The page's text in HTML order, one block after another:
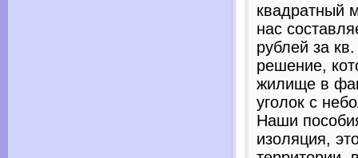
квадратный
нас
рублей за
решение,
жилище в
уголок с
Наши
изоляция,